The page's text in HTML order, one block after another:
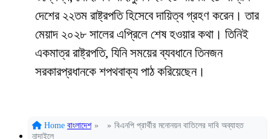
দেশের ২২তম রাষ্ট্রপতি হিসেবে দায়িত্ব গ্রহণ করেন। তার
মেয়াদ ২০২৮ সালের এপ্রিলে শেষ হওয়ার কথা। তিনিই
একমাত্র রাষ্ট্রপতি, যিনি সময়ের ব্যবধানে তিনজন
সরকারপ্রধানকে শপথবাক্য পাঠ করিয়েছেন।
Home বাংলাদেশ » » বিএনপি প্রার্থীর মনোনয়ন বাতিলের দাবি অব্যাহত
নান্দাইলে